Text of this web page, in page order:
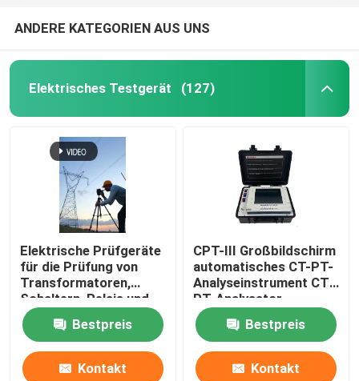
ANDERE KATEGORIEN AUS UNS
Elektrisches Testgerät (127)
Elektrische Prüfgeräte
für die Prüfung von
Transformatoren,
Schaltern, Relais und
Kabeln
Bestpreis
Kontakt
CPT-III Großbildschirm
automatisches CT-PT-
Analyseinstrument CT-
PT-Analysator
Bestpreis
Kontakt